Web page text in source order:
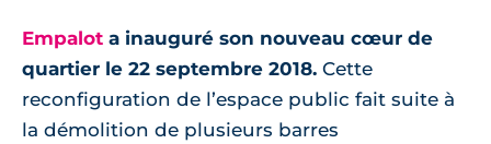
Empalot a inauguré son nouveau cœur de
quartier le 22 septembre 2018. Cette
reconfiguration de l’espace public fait suite à
la démolition de plusieurs barres